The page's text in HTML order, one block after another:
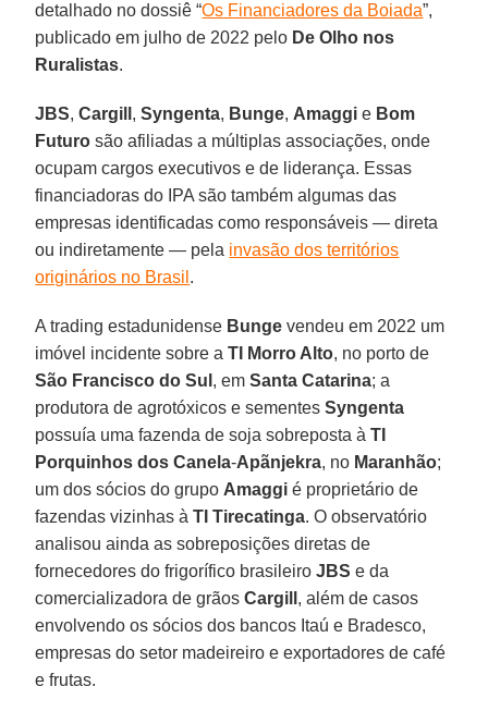
detalhado no dossiê “Os Financiadores da Boiada”,
publicado em julho de 2022 pelo De Olho nos
Ruralistas.
JBS,Cargill ,Syngenta, Bunge, Amaggi e Bom
Futuro são afiliadas a múltiplas associações, onde
ocupam cargos executivos e de liderança. Essas
financiadoras do IPA são também algumas das
empresas identificadas como responsáveis — direta
ou indiretamente — pela invasão dos territórios
originários no Brasil .
A trading estadunidense Bunge vendeu em 2022 um
imóvel incidente sobre aTI Morro Alto, no porto de
São Francisco do Sul , emSanta Catarina; a
produtora de agrotóxicos e sementesSyngenta
possuía uma fazenda de soja sobreposta àTI
Porquinhos dos Canela-Apãnjekra, no Maranhão;
um dos sócios do grupo Amaggi é proprietário de
fazendas vizinhas àTI Tirecatinga. O observatório
analisou ainda as sobreposições diretas de
fornecedores do frigorífico brasileiroJBS e da
comercializadora de grãosCargill , além de casos
envolvendo os sócios dos bancos Itaú e Bradesco,
empresas do setor madeireiro e exportadores de café
e frutas.